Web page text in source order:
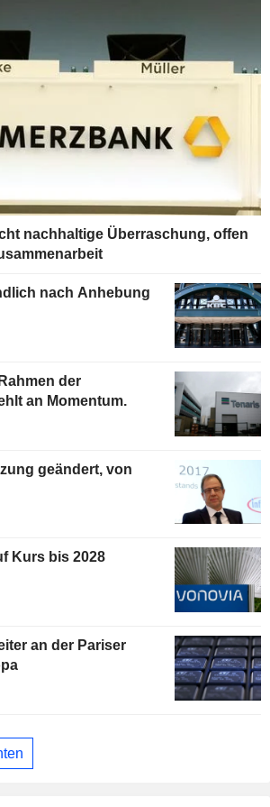
nachhaltige Überraschung, offen
nach Anhebung
der
an Momentum.
geändert, von
Kurs bis 2028
an der Pariser